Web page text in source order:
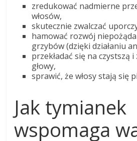
zredukować nadmierne
włosów,
skutecznie zwalczać
hamować rozwój
grzybów (dzięki działaniu
przekładać się na czystszą
głowy,
sprawić, że włosy stają się
Jak tymianek
wspomaga